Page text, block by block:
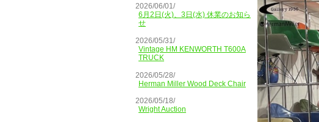
2026/06/01/
6月2日(火)、3日(水) 休業のお知ら
せ
2026/05/31/
Vintage HM KENWORTH T600A
TRUCK
2026/05/28/
Herman Miller Wood Deck Chair
2026/05/18/
Wright Auction